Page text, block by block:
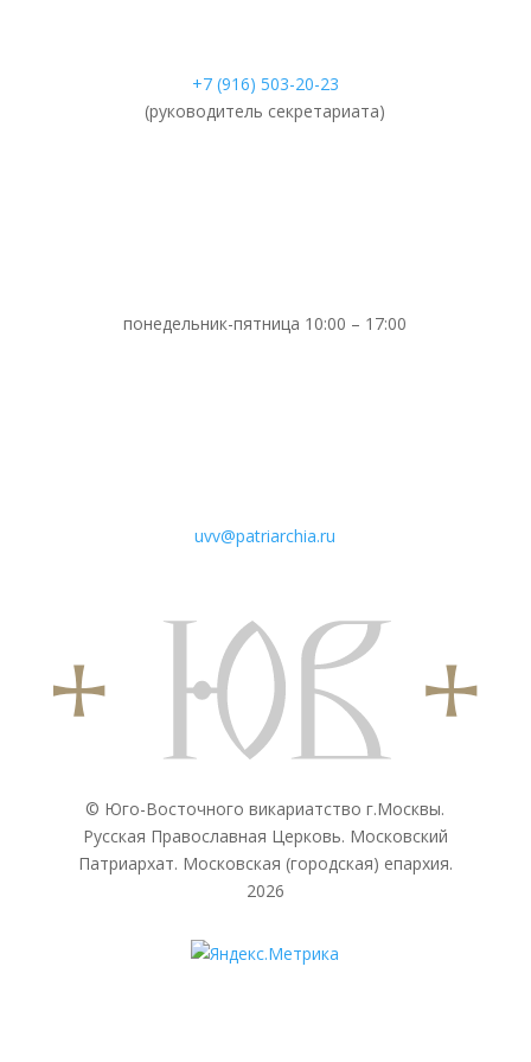
+7 (916) 503-20-23
(руководитель секретариата)
понедельник-пятница 10:00 – 17:00
uvv@patriarchia.ru
© Юго-Восточного викариатствo г.Москвы.
Русская Православная Церковь. Московский
Патриархат. Московская (городская) епархия.
2026